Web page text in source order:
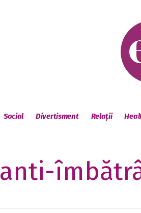
Social Divertisment Relații
anti-